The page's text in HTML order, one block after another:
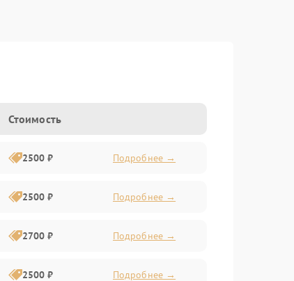
Стоимость
2500 ₽ Подробнее →
2500 ₽ Подробнее →
2700 ₽ Подробнее →
2500 ₽ Подробнее →